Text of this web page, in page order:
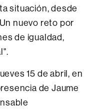
situación, desde
nuevo reto por
de igualdad,
15 de abril, en
de Jaume